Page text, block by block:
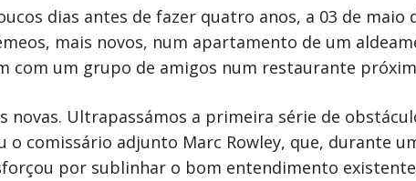
dias antes de fazer quatro anos, a 03 de
mais novos, num apartamento de um
com um grupo de amigos num restaurante
novas. Ultrapassámos a primeira série de
o comissário adjunto Marc Rowley, que, durante
por sublinhar o bom entendimento